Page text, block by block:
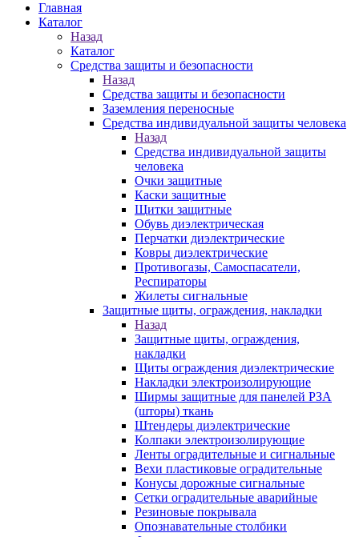
Главная
Каталог
Назад
Каталог
Средства защиты и безопасности
Назад
Средства защиты и безопасности
Заземления переносные
Средства индивидуальной защиты человека
Назад
Средства индивидуальной защиты
человека
Очки защитные
Каски защитные
Щитки защитные
Обувь диэлектрическая
Перчатки диэлектрические
Ковры диэлектрические
Противогазы, Самоспасатели,
Респираторы
Жилеты сигнальные
Защитные щиты, ограждения, накладки
Назад
Защитные щиты, ограждения,
накладки
Щиты ограждения диэлектрические
Накладки электроизолирующие
Ширмы защитные для панелей РЗА
(шторы) ткань
Штендеры диэлектрические
Колпаки электроизолирующие
Ленты оградительные и сигнальные
Вехи пластиковые оградительные
Конусы дорожные сигнальные
Сетки оградительные аварийные
Резиновые покрывала
Опознавательные столбики